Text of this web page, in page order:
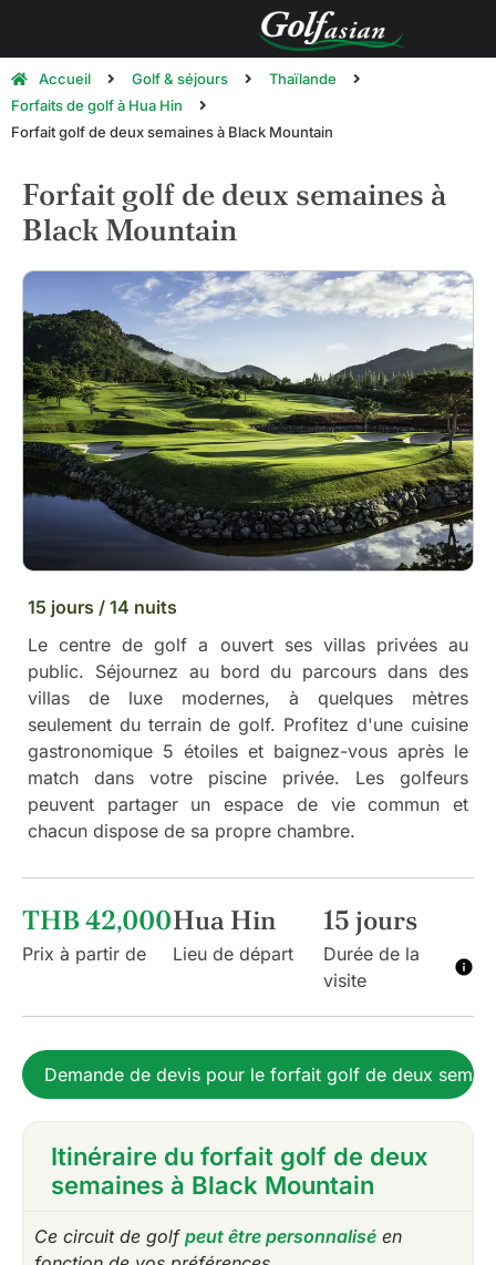
Accueil Golf & séjours
Thaïlande
Forfaits de golf à Hua Hin
Forfait golf de deux semaines à Black Mountain
Forfait golf de deux semaines à
Black Mountain
15 jours / 14 nuits
Le centre de golf a ouvert ses villas privées au
public. Séjournez au bord du parcours dans des
villas de luxe modernes, à quelques mètres
seulement du terrain de golf. Profitez d'une cuisine
gastronomique 5 étoiles et baignez-vous après le
match dans votre piscine privée. Les golfeurs
peuvent partager un espace de vie commun et
chacun dispose de sa propre chambre.
THB 42,000
Prix à partir de
Hua Hin
Lieu de départ
15 jours
Durée de la
visite
Demande de devis pour le forfait golf de deux
Itinéraire du forfait golf de deux
semaines à Black Mountain
Ce circuit de golf peut être personnalisé en